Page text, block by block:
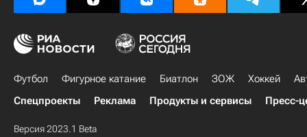
Футбол Фигурное катание Биатлон ЗОЖ Хоккей
Спецпроекты
Реклама Продукты и сервисы Пресс-
Версия 2023.1 Beta